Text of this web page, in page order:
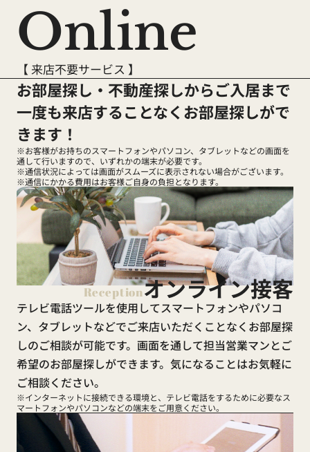
Online
【 来店不要サービス 】
お部屋探し・不動産探しからご入居まで
一度も来店することなくお部屋探しがで
きます！
※お客様がお持ちのスマートフォンやパソコン、タブレットなどの画面を
通して行いますので、いずれかの端末が必要です。
※通信状況によっては画面がスムーズに表示されない場合がございます。
※通信にかかる費用はお客様ご自身の負担となります。
Receptionオンライン接客
テレビ電話ツールを使用してスマートフォンやパソコ
ン、タブレットなどでご来店いただくことなくお部屋探
しのご相談が可能です。画面を通して担当営業マンとご
希望のお部屋探しができます。気になることはお気軽に
ご相談ください。
※インターネットに接続できる環境と、テレビ電話をするために必要なス
マートフォンやパソコンなどの端末をご用意ください。